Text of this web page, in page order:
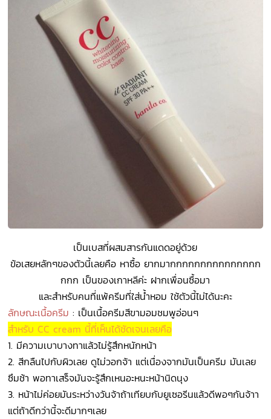
เป็นเบสที่ผสมสารกันแดดอยู่ด้วย
ข้อเสยหลักๆของตัวนี้เลยคือ หาซื้อ ยากมากกกกกกกกกกกกกกก
กกก เป็นของเกาหลีค่ะ ฝากเพื่อนซื้อมา
และสำหรับคนที่แพ้ครีมที่ใส่น้ำหอม ใช้ตัวนี้ไม่ได้นะคะ
ลักษณะเนื้อครีม : เป็นเนื้อครีมสีขามอมชมพูอ่อนๆ
สำหรับ CC cream นี้ที่เห็นได้ชัดเจนเลยคือ
1. มีความเบาบางทาแล้วไม่รู้สึกหนักหน้า
2. สีกลืนไปกับผิวเลย ดูไม่วอกจ้า แต่เนื่องจากมันเป็นครีม มันเลย
ซึมช้า พอทาเสร็จมันจะรู้สึกเหนอะหนะหน้านิดนุง
3. หน้าไม่ค่อยมันระหว่างวันจ้าถ้าเทียบกับยูเซอรีนแล้วดีพอๆกันจ้าา
แต่ถ้าดีกว่านี้จะดีมากๆเลย